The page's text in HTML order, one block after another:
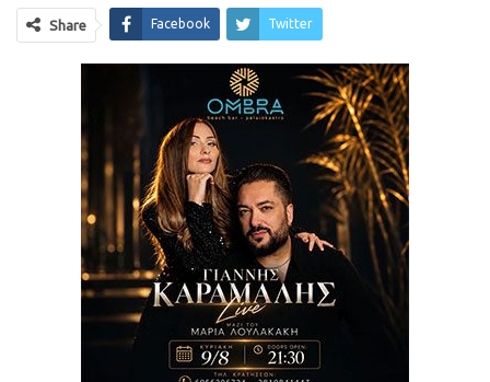
Share Facebook Twitter